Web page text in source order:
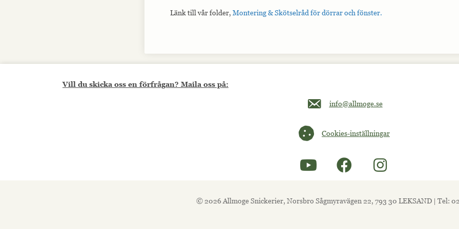
Länk till vår folder, Montering & Skötselråd för dörrar och fönster.
Vill du skicka oss en förfrågan? Maila oss på:
Maila oss på info@allmoge.se
info@allmoge.se
Cookies-inställningar
Cookies-inställningar
© 2026 Allmoge Snickerier, Norsbro Sågmyravägen 22, 793 30 LEKSAND | Tel: